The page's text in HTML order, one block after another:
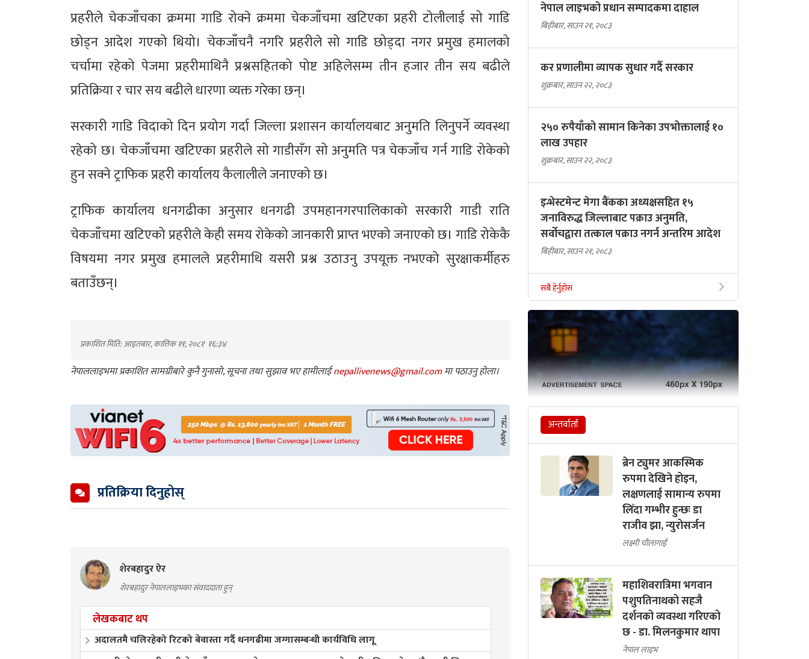
प्रहरीले चेकजाँचका क्रममा गाडि रोक्ने क्रममा चेकजाँचमा खटिएका प्रहरी टोलीलाई सो गाडि
छोड्न आदेश गएको थियो। चेकजाँचनै नगरि प्रहरीले सो गाडि छोड्दा नगर प्रमुख हमालको
चर्चामा रहेको पेजमा प्रहरीमाथिनै प्रश्नसहितको पोष्ट अहिलेसम्म तीन हजार तीन सय बढीले
प्रतिक्रिया र चार सय बढीले धारणा व्यक्त गरेका छन्।
सरकारी गाडि विदाको दिन प्रयोग गर्दा जिल्ला प्रशासन कार्यालयबाट अनुमति लिनुपर्ने व्यवस्था
रहेको छ। चेकजाँचमा खटिएका प्रहरीले सो गाडीसँग सो अनुमति पत्र चेकजाँच गर्न गाडि रोकेको
हुन सक्ने ट्राफिक प्रहरी कार्यालय कैलालीले जनाएको छ।
ट्राफिक कार्यालय धनगढीका अनुसार धनगढी उपमहानगरपालिकाको सरकारी गाडी राति
चेकजाँचमा खटिएको प्रहरीले केही समय रोकेको जानकारी प्राप्त भएको जनाएको छ। गाडि रोकेकै
विषयमा नगर प्रमुख हमालले प्रहरीमाथि यसरी प्रश्न उठाउनु उपयूक्त नभएको सुरक्षाकर्मीहरु
बताउँछन्।
प्रकाशित मिति: आइतबार, कात्तिक ११, २०८१ १६:३४
नेपाललाइभमा प्रकाशित सामग्रीबारे कुनै गुनासो, सूचना तथा सुझाव भए हामीलाईnepallivenews@gmail.comमा पठाउनु होला।
प्रतिक्रिया दिनुहोस्
शेरबहादुर ऐर
शेरबहादुर नेपाललाइभका संवाददाता हुन्
लेखकबाट थप
अदालतमै चलिरहेको रिटको बेवास्ता गर्दै धनगढीमा जग्गासम्बन्धी कार्यविधि लागू
नेपाल लाइभको प्रधान सम्पादकमा दाहाल
बिहीबार, साउन २१, २०८३
कर प्रणालीमा व्यापक सुधार गर्दै सरकार
शुक्रबार, साउन २२, २०८३
२५० रुपैयाँको सामान किनेका उपभोक्तालाई १०
लाख उपहार
शुक्रबार, साउन २२, २०८३
इन्भेस्टमेन्ट मेगा बैंकका अध्यक्षसहित १५
जनाविरुद्ध जिल्लाबाट पक्राउ अनुमति,
सर्वोचद्वारा तत्काल पक्राउ नगर्न अन्तरिम आदेश
बिहीबार, साउन २१, २०८३
सबै हेर्नुहोस
अन्तर्वार्ता
ब्रेन ट्युमर आकस्मिक
रुपमा देखिने होइन,
लक्षणलाई सामान्य रुपमा
लिँदा गम्भीर हुन्छः डा
राजीव झा, न्युरोसर्जन
लक्ष्मी चौलागाईं
महाशिवरात्रिमा भगवान
पशुपतिनाथको सहजै
दर्शनको व्यवस्था गरिएको
छ - डा. मिलनकुमार थापा
नेपाल लाइभ